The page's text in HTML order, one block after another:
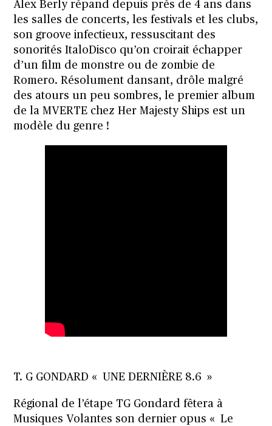
Alex Berly répand depuis près de 4 ans dans
les salles de concerts, les festivals et les clubs,
son groove infectieux, ressuscitant des
sonorités ItaloDisco qu’on croirait échapper
d’un film de monstre ou de zombie de
Romero. Résolument dansant, drôle malgré
des atours un peu sombres, le premier album
de la MVERTE chez Her Majesty Ships est un
modèle du genre !
T. G GONDARD « UNE DERNIÈRE 8.6 »
Régional de l’étape TG Gondard fêtera à
Musiques Volantes son dernier opus « Le